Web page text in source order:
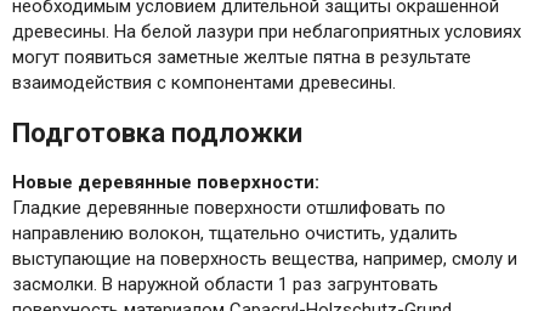
необходимым условием длительной защиты окрашенной
древесины. На белой лазури при неблагоприятных условиях
могут появиться заметные желтые пятна в результате
взаимодействия с компонентами древесины.
Подготовка подложки
Новые деревянные поверхности:
Гладкие деревянные поверхности отшлифовать по
направлению волокон, тщательно очистить, удалить
выступающие на поверхность вещества, например, смолу и
засмолки. В наружной области 1 раз загрунтовать